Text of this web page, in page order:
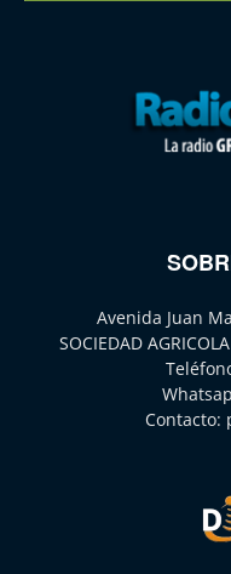
Avenida Juan
SOCIEDAD
Contacto: